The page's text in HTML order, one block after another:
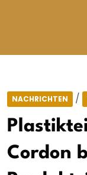
NACHRICHTEN /
Cordon